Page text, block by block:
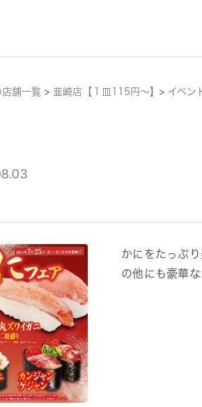
舗一覧 > 韮崎店【１皿115円～】 > イベン
かにをたっぷ
の他にも豪華